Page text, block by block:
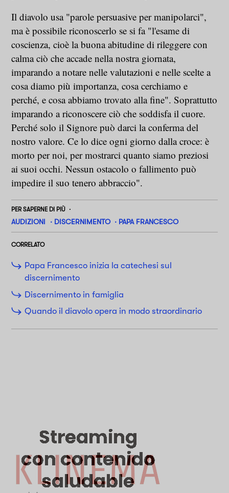
Il diavolo usa "parole persuasive per manipolarci",
ma è possibile riconoscerlo se si fa "l'esame di
coscienza, cioè la buona abitudine di rileggere con
calma ciò che accade nella nostra giornata,
imparando a notare nelle valutazioni e nelle scelte a
cosa diamo più importanza, cosa cerchiamo e
perché, e cosa abbiamo trovato alla fine". Soprattutto
imparando a riconoscere ciò che soddisfa il cuore.
Perché solo il Signore può darci la conferma del
nostro valore. Ce lo dice ogni giorno dalla croce: è
morto per noi, per mostrarci quanto siamo preziosi
ai suoi occhi. Nessun ostacolo o fallimento può
impedire il suo tenero abbraccio".
PER SAPERNE DI PIÙ
AUDIZIONI DISCERNIMENTO PAPA FRANCESCO
CORRELATO
Papa Francesco inizia la catechesi sul
discernimento
Discernimento in famiglia
Quando il diavolo opera in modo straordinario